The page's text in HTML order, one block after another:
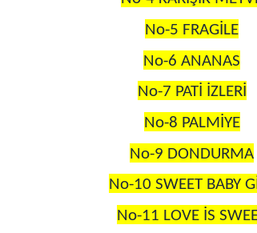
No-5 FRAGİLE
No-6 ANANAS
No-7 PATİ İZLERİ
No-8 PALMİYE
No-9 DONDURMA
No-10 SWEET BABY
No-11 LOVE İS